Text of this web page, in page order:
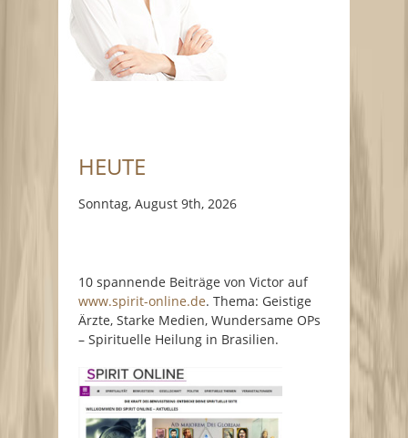
HEUTE
Sonntag, August 9th, 2026
10 spannende Beiträge von Victor auf
www.spirit-online.de. Thema: Geistige
Ärzte, Starke Medien, Wundersame OPs
– Spirituelle Heilung in Brasilien.